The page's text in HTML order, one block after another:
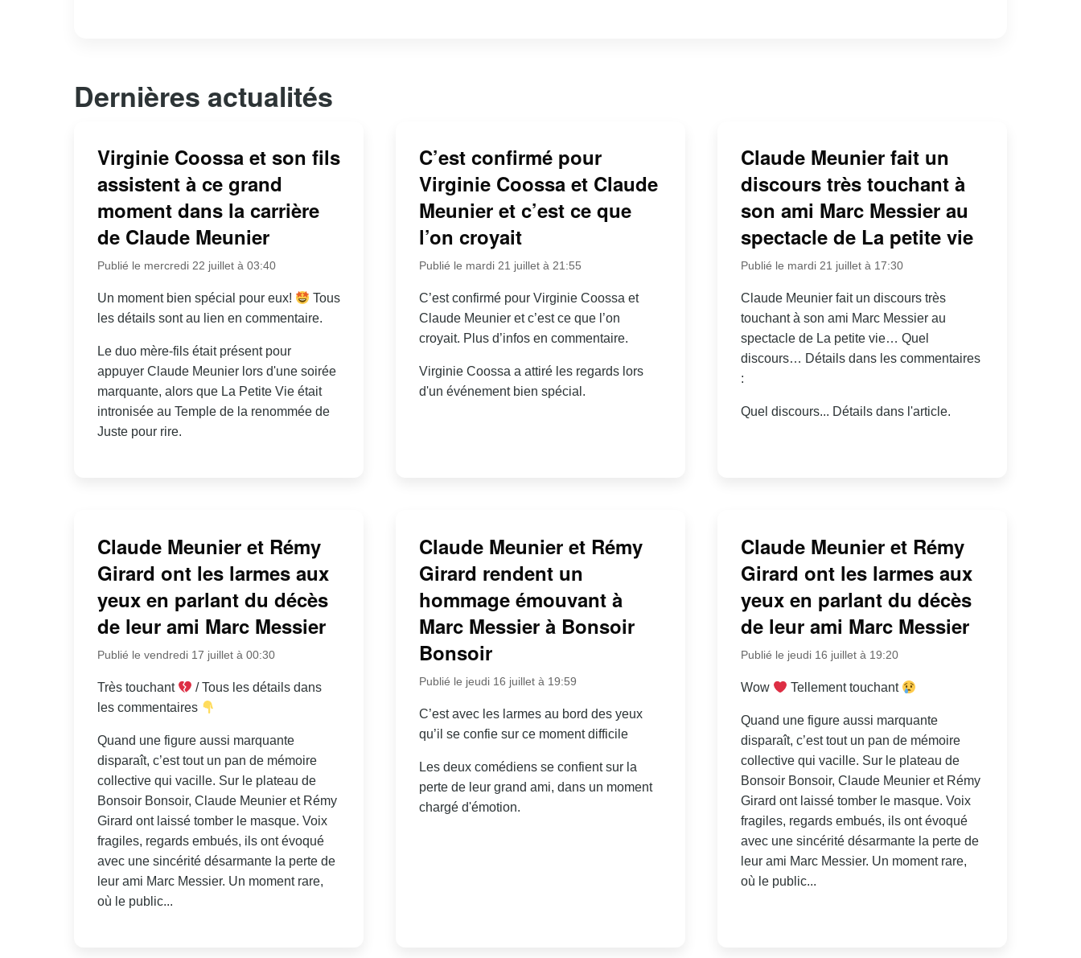
Dernières actualités
Virginie Coossa et son fils
assistent à ce grand
moment dans la carrière
de Claude Meunier
Publié le mercredi 22 juillet à 03:40
Un moment bien spécial pour eux!
Tous
les détails sont au lien en commentaire.
Le duo mère-fils était présent pour
appuyer Claude Meunier lors d'une soirée
marquante, alors que La Petite Vie était
intronisée au Temple de la renommée de
Juste pour rire.
C’est confirmé pour
Virginie Coossa et Claude
Meunier et c’est ce que
l’on croyait
Publié le mardi 21 juillet à 21:55
C’est confirmé pour Virginie Coossa et
Claude Meunier et c’est ce que l’on
croyait. Plus d’infos en commentaire.
Virginie Coossa a attiré les regards lors
d'un événement bien spécial.
Claude Meunier fait un
discours très touchant à
son ami Marc Messier au
spectacle de La petite vie
Publié le mardi 21 juillet à 17:30
Claude Meunier fait un discours très
touchant à son ami Marc Messier au
spectacle de La petite vie… Quel
discours… Détails dans les commentaires
:
Quel discours... Détails dans l'article.
Claude Meunier et Rémy
Girard ont les larmes aux
yeux en parlant du décès
de leur ami Marc Messier
Publié le vendredi 17 juillet à 00:30
Très touchant
/ Tous les détails dans
les commentaires
Quand une figure aussi marquante
disparaît, c’est tout un pan de mémoire
collective qui vacille. Sur le plateau de
Bonsoir Bonsoir, Claude Meunier et Rémy
Girard ont laissé tomber le masque. Voix
fragiles, regards embués, ils ont évoqué
avec une sincérité désarmante la perte de
leur ami Marc Messier. Un moment rare,
où le public...
Claude Meunier et Rémy
Girard rendent un
hommage émouvant à
Marc Messier à Bonsoir
Bonsoir
Publié le jeudi 16 juillet à 19:59
C’est avec les larmes au bord des yeux
qu’il se confie sur ce moment difficile
Les deux comédiens se confient sur la
perte de leur grand ami, dans un moment
chargé d'émotion.
Claude Meunier et Rémy
Girard ont les larmes aux
yeux en parlant du décès
de leur ami Marc Messier
Publié le jeudi 16 juillet à 19:20
Wow Tellement touchant
Quand une figure aussi marquante
disparaît, c’est tout un pan de mémoire
collective qui vacille. Sur le plateau de
Bonsoir Bonsoir, Claude Meunier et Rémy
Girard ont laissé tomber le masque. Voix
fragiles, regards embués, ils ont évoqué
avec une sincérité désarmante la perte de
leur ami Marc Messier. Un moment rare,
où le public...